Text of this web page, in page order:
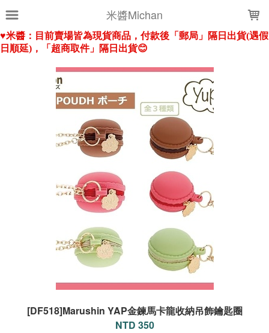
米醬Michan
[DF518]Marushin YAP金鍊馬卡龍收納吊飾鑰匙圈
NTD 350